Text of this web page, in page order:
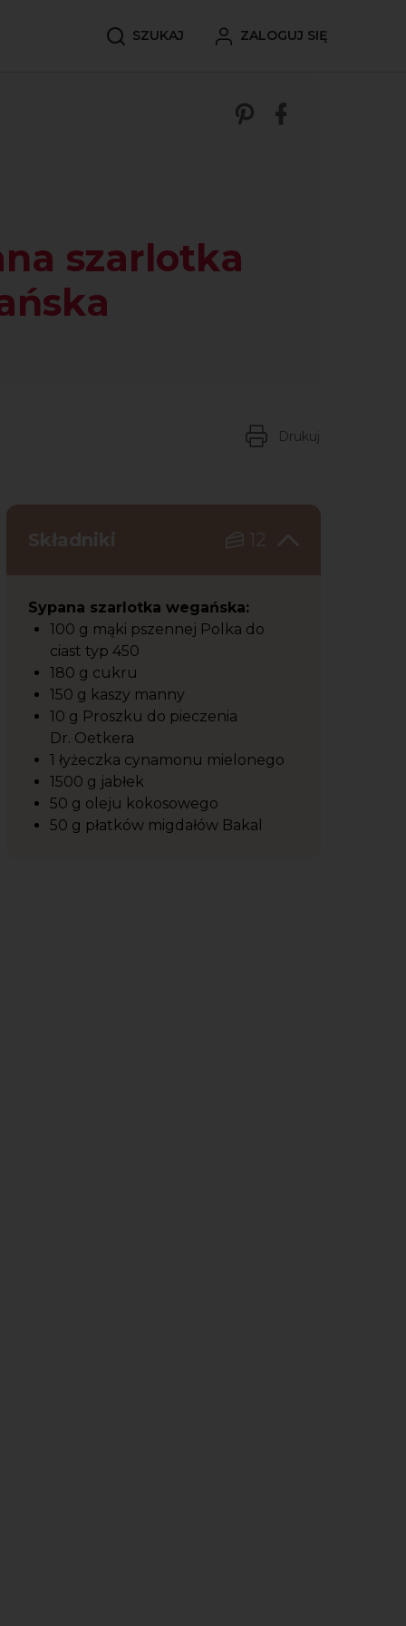
SZUKAJ ZALOGUJ SIĘ
szarlotka
Zobacz nasze
Udostępnij
Drukuj
Składniki 12
Sypana szarlotka wegańska:
100 g mąki pszennej Polka do
ciast typ 450
180 g cukru
150 g kaszy manny
10 g Proszku do pieczenia
Dr. Oetkera
1 łyżeczka cynamonu mielonego
1500 g jabłek
50 g oleju kokosowego
50 g płatków migdałów Bakal